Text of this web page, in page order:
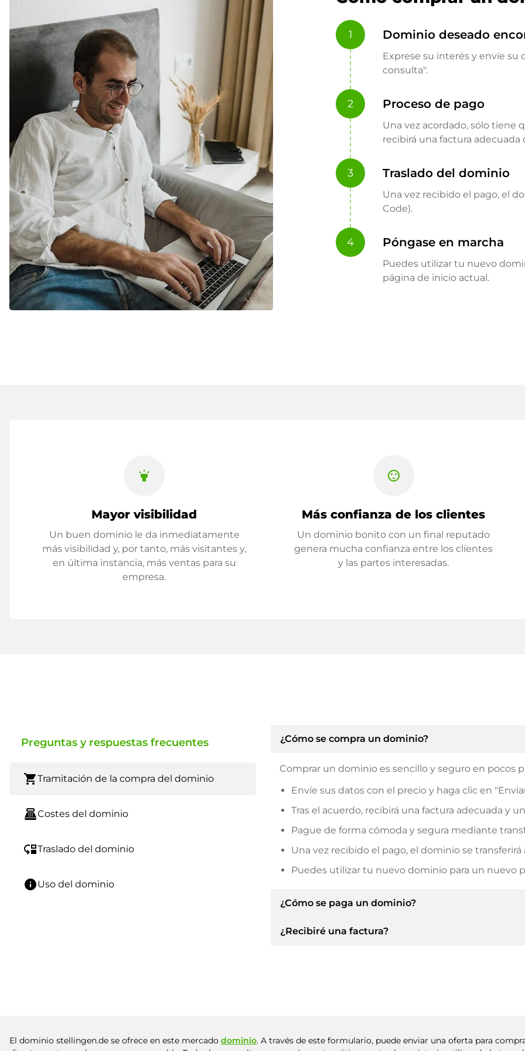
1 Dominio deseado
Exprese su interés y envíe
consulta".
2 Proceso de pago
Una vez acordado, sólo tiene
recibirá una factura
3 Traslado del dominio
Una vez recibido el pago, el
Code).
4 Póngase en marcha
Puedes utilizar tu nuevo
página de inicio actual.
highlight
Mayor visibilidad
Un buen dominio le da inmediatamente
más visibilidad y, por tanto, más visitantes y,
en última instancia, más ventas para su
empresa.
sentiment_satisfied
Más confianza de los clientes
Un dominio bonito con un final reputado
genera mucha confianza entre los clientes
y las partes interesadas.
Preguntas y respuestas frecuentes
shopping_cartTramitación de la compra del dominio
point_of_saleCostes del dominio
move_downTraslado del dominio
infoUso del dominio
¿Cómo se compra un dominio?
Comprar un dominio es sencillo y seguro en pocos
Envíe sus datos con el precio y haga clic en
Tras el acuerdo, recibirá una factura adecuada y
Pague de forma cómoda y segura mediante
Una vez recibido el pago, el dominio se
Puedes utilizar tu nuevo dominio para un nuevo
¿Cómo se paga un dominio?
Tras llegar a un acuerdo, el propietario le informará
¿Recibiré una factura?
El dominio stellingen.de se ofrece en este mercado dominio. A través de este formulario, puede enviar una oferta para